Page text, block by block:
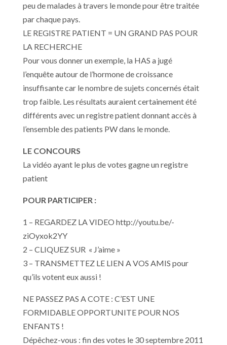
peu de malades à travers le monde pour être traitée
par chaque pays.
LE REGISTRE PATIENT = UN GRAND PAS POUR
LA RECHERCHE
Pour vous donner un exemple, la HAS a jugé
l’enquête autour de l’hormone de croissance
insuffisante car le nombre de sujets concernés était
trop faible. Les résultats auraient certainement été
différents avec un registre patient donnant accès à
l’ensemble des patients PW dans le monde.
LE CONCOURS
La vidéo ayant le plus de votes gagne un registre
patient
POUR PARTICIPER :
1 – REGARDEZ LA VIDEO http://youtu.be/-
ziOyxok2YY
2 – CLIQUEZ SUR « J’aime »
3 – TRANSMETTEZ LE LIEN A VOS AMIS pour
qu’ils votent eux aussi !
NE PASSEZ PAS A COTE : C’EST UNE
FORMIDABLE OPPORTUNITE POUR NOS
ENFANTS !
Dépêchez-vous : fin des votes le 30 septembre 2011